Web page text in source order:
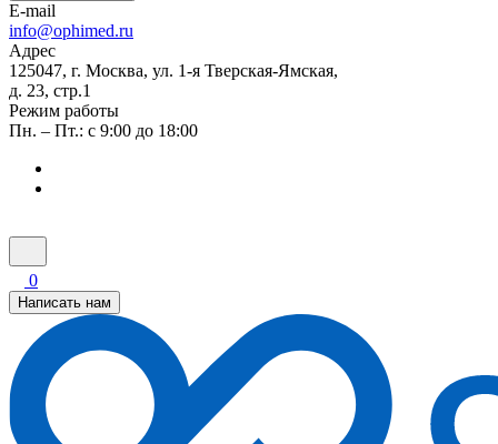
E-mail
info@ophimed.ru
Адрес
125047, г. Москва, ул. 1-я Тверская-Ямская,
д. 23, стр.1
Режим работы
Пн. – Пт.: с 9:00 до 18:00
0
Написать нам